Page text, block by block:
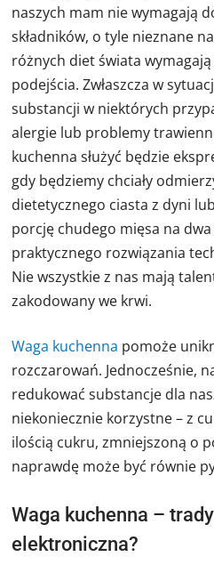
naszych mam nie wymagają
składników, o tyle nieznane
różnych diet świata
podejścia. Zwłaszcza w
substancji w niektórych
alergie lub problemy
kuchenna służyć będzie
gdy będziemy chciały
dietetycznego ciasta z dyni
porcję chudego mięsa na
praktycznego rozwiązania
Nie wszystkie z nas mają
zakodowany we krwi.
Waga kuchenna pomoże
rozczarowań. Jednocześnie,
redukować substancje dla
niekoniecznie korzystne – z
ilością cukru, zmniejszoną o
naprawdę może być równie
Waga kuchenna –
elektroniczna?